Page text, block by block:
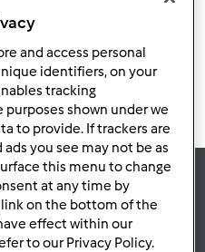
and access personal
identifiers, on your
tracking
shown under we
to provide. If trackers are
you see may not be as
this menu to change
at any time by
on the bottom of the
effect within our
to our Privacy Policy.